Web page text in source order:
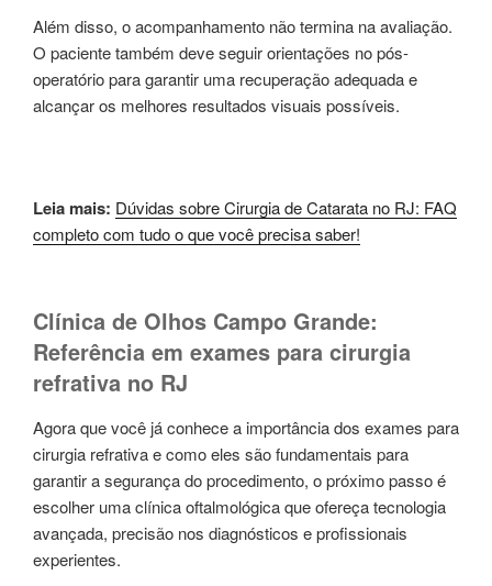
Além disso, o acompanhamento não termina na avaliação.
O paciente também deve seguir orientações no pós-
operatório para garantir uma recuperação adequada e
alcançar os melhores resultados visuais possíveis.
Leia mais: Dúvidas sobre Cirurgia de Catarata no RJ: FAQ
completo com tudo o que você precisa saber!
Clínica de Olhos Campo Grande:
Referência em exames para cirurgia
refrativa no RJ
Agora que você já conhece a importância dos exames para
cirurgia refrativa e como eles são fundamentais para
garantir a segurança do procedimento, o próximo passo é
escolher uma clínica oftalmológica que ofereça tecnologia
avançada, precisão nos diagnósticos e profissionais
experientes.